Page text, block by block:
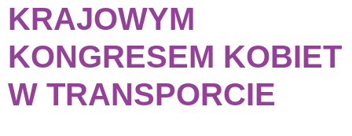
KRAJOWYM
KONGRESEM KOBIET
W TRANSPORCIE